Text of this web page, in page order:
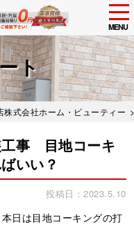
MENU
ト
式会社ホーム・ビューティー
事 目地コーキ
いい？
投稿日：2023.5.10
日は目地コーキングの打